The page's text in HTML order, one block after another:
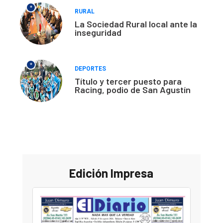
*
RURAL
La Sociedad Rural local ante la
inseguridad
*
DEPORTES
Título y tercer puesto para
Racing, podio de San Agustín
Edición Impresa